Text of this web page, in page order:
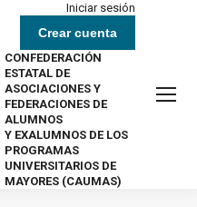
Iniciar sesión
Crear cuenta
CONFEDERACIÓN
ESTATAL DE
ASOCIACIONES Y
FEDERACIONES DE
ALUMNOS
Y EXALUMNOS DE LOS
PROGRAMAS
UNIVERSITARIOS DE
MAYORES (CAUMAS)